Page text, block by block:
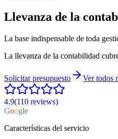
Llevanza de la
La base indispensable de toda
La llevanza de la contabilidad
Solicitar presupuesto Ver todos
4.9(110 reviews)
Google
Características del servicio